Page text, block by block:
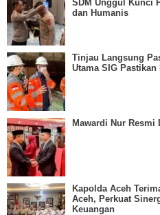
SDM Unggul Kunci
dan Humanis
Tinjau Langsung
Utama SIG
Mawardi Nur Resmi
Kapolda Aceh
Aceh, Perkuat
Keuangan